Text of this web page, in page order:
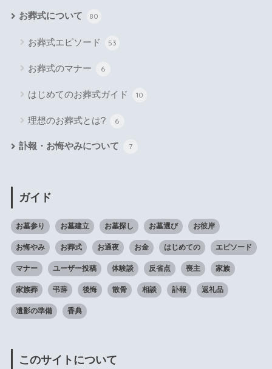
お葬式について 80
お葬式エピソード 53
お葬式のマナー 6
はじめてのお葬式ガイド 10
理想のお葬式とは? 6
訃報・お悔やみについて 7
ガイド
お墓参り お墓建立 お墓探し お墓選び お彼岸
お悔やみ お葬式 お通夜 お金 はじめての エピソード
マナー ユーザー投稿 体験談 反省点 喪主 家族
家族葬 弔辞 後悔 散骨 相談 訃報 返礼品
遺影の準備 香典
このサイトについて